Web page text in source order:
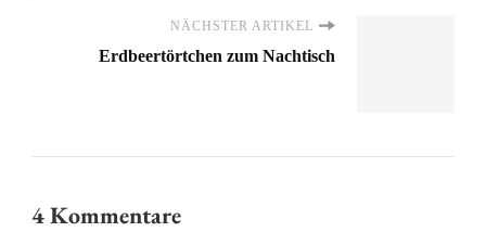
NÄCHSTER ARTIKEL
Erdbeertörtchen zum Nachtisch
4 Kommentare